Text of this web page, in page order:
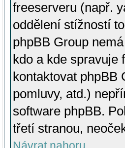
freeserveru (např.
oddělení stížností
phpBB Group
kdo a kde spravuje
kontaktovat
pomluvy, atd.)
software phpBB.
třetí stranou,